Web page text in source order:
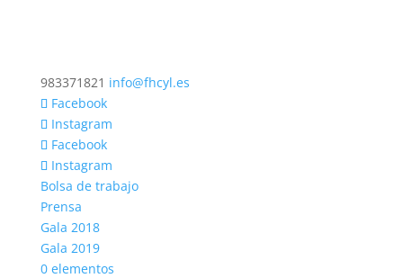
983371821 info@fhcyl.es
Facebook
Instagram
Facebook
Instagram
Bolsa de trabajo
Prensa
Gala 2018
Gala 2019
0 elementos